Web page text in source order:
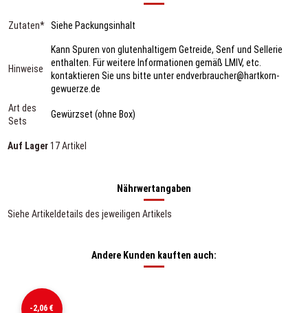
Zutaten* Siehe Packungsinhalt
Hinweise
Kann Spuren von glutenhaltigem Getreide, Senf und Sellerie
enthalten. Für weitere Informationen gemäß LMIV, etc.
kontaktieren Sie uns bitte unter endverbraucher@hartkorn-
gewuerze.de
Art des
Sets
Gewürzset (ohne Box)
Auf Lager 17 Artikel
Nährwertangaben
Siehe Artikeldetails des jeweiligen Artikels
Andere Kunden kauften auch:
-2,06 €